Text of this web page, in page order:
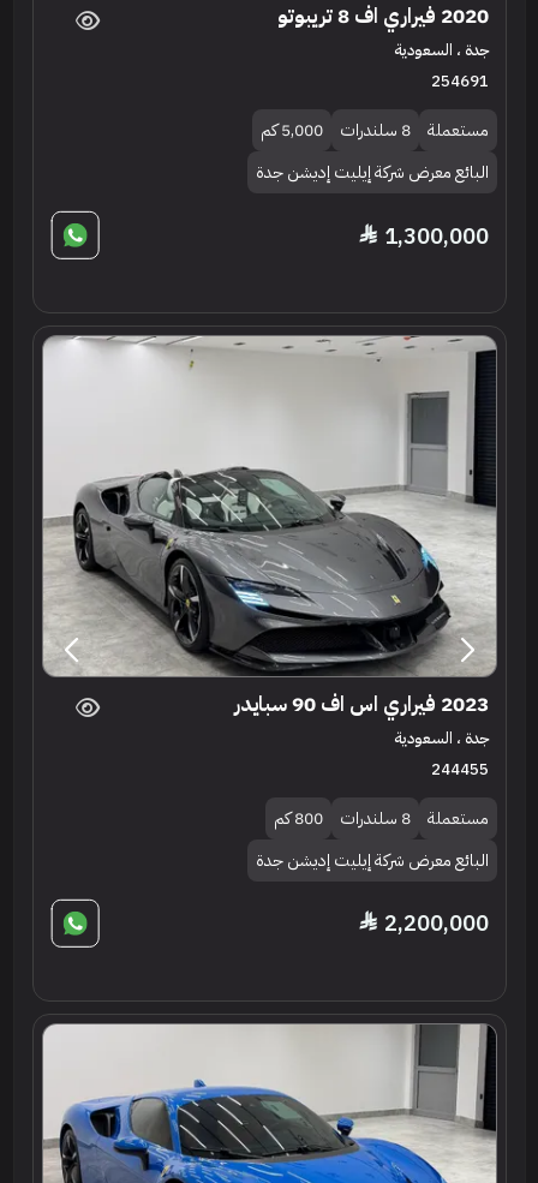
2020 فيراري اف 8 تريبوتو
جدة ، السعودية
254691
مستعملة 8 سلندرات
5,000 كم
البائع معرض شركة إيليت إديشن جدة
1,300,000
2023 فيراري اس اف 90 سبايدر
جدة ، السعودية
244455
مستعملة 8 سلندرات
800 كم
البائع معرض شركة إيليت إديشن جدة
2,200,000